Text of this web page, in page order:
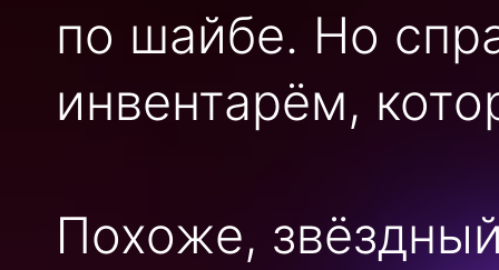
по шайбе. Но
инвентарём,
Похоже,